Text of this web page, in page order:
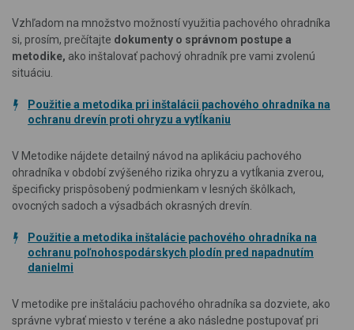
Vzhľadom na množstvo možností využitia pachového ohradníka
si, prosím, prečítajte dokumenty o správnom postupe a
metodike, ako inštalovať pachový ohradník pre vami zvolenú
situáciu.
Použitie a metodika pri inštalácii pachového ohradníka na
ochranu drevín proti ohryzu a vytĺkaniu
V Metodike nájdete detailný návod na aplikáciu pachového
ohradníka v období zvýšeného rizika ohryzu a vytĺkania zverou,
špecificky prispôsobený podmienkam v lesných škôlkach,
ovocných sadoch a výsadbách okrasných drevín.
Použitie a metodika inštalácie pachového ohradníka na
ochranu poľnohospodárskych plodín pred napadnutím
danielmi
V metodike pre inštaláciu pachového ohradníka sa dozviete, ako
správne vybrať miesto v teréne a ako následne postupovať pri